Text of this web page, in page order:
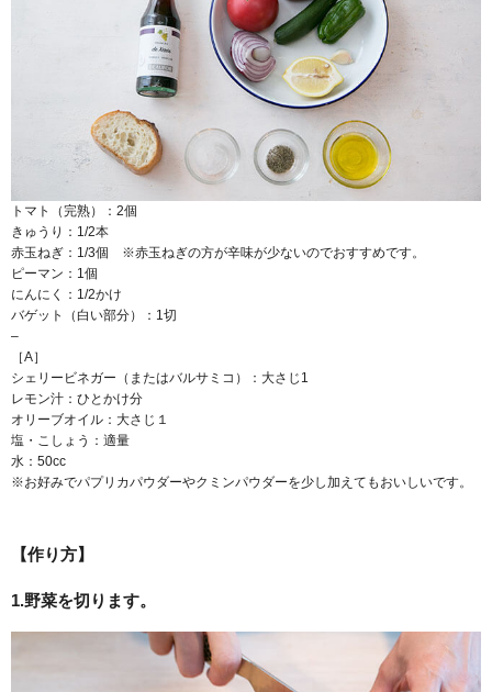
トマト（完熟）：2個
きゅうり：1/2本
赤玉ねぎ：1/3個 ※赤玉ねぎの方が辛味が少ないのでおすすめです。
ピーマン：1個
にんにく：1/2かけ
バゲット（白い部分）：1切
–
［A］
シェリービネガー（またはバルサミコ）：大さじ1
レモン汁：ひとかけ分
オリーブオイル：大さじ１
塩・こしょう：適量
水：50cc
※お好みでパプリカパウダーやクミンパウダーを少し加えてもおいしいです。
【作り方】
1.野菜を切ります。